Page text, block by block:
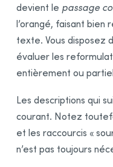
Vocabulaire
Lisibilité
Inclusivité
Volet Révision
Volet Statistiques
Volet Inspection
Mode Reformulation
Présentation
devient le passage
l’orangé, faisant bien
texte. Vous disposez
évaluer les
entièrement ou
Les descriptions qui
courant. Notez
et les raccourcis «
n’est pas toujours